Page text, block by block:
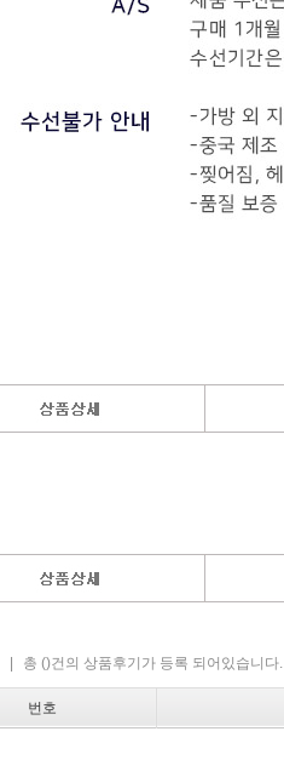
총 ()건의 상품후기가 등록 되어있습니다.
번호